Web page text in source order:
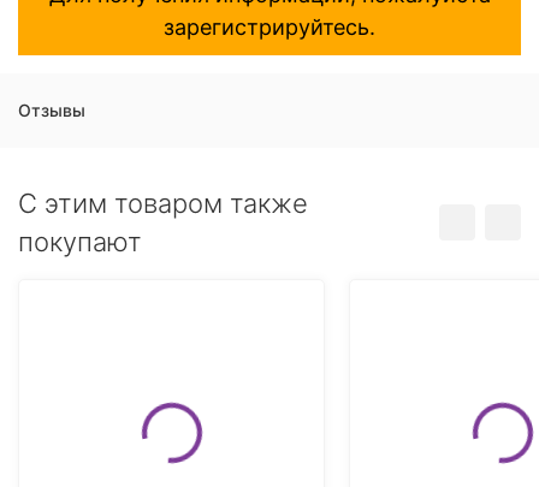
зарегистрируйтесь.
Отзывы
C этим товаром также
покупают